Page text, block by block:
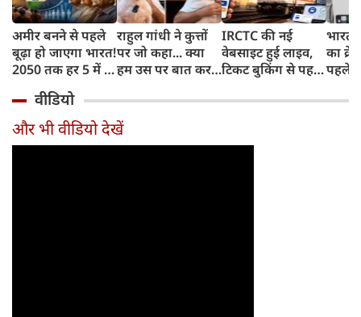
अमीर बनने से पहले
बूढ़ा हो जाएगा भारत!
2050 तक हर 5 में 1
साल से ज्यादा उम्र का
राहुल गांधी ने कुत्तों
पर जो कहा... क्या
हम उस पर बात कर
IRCTC की नई
वेबसाइट हुई लाइव,
टिकट बुकिंग से पहले
काम, जानें पूरा
भारत
का
पहले
और
वीडियो
और भी वीडियो देखें